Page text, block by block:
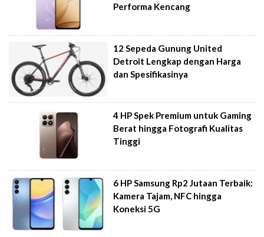
Performa Kencang
12 Sepeda Gunung United
Detroit Lengkap dengan Harga
dan Spesifikasinya
4 HP Spek Premium untuk Gaming
Berat hingga Fotografi Kualitas
Tinggi
6 HP Samsung Rp2 Jutaan Terbaik:
Kamera Tajam, NFC hingga
Koneksi 5G